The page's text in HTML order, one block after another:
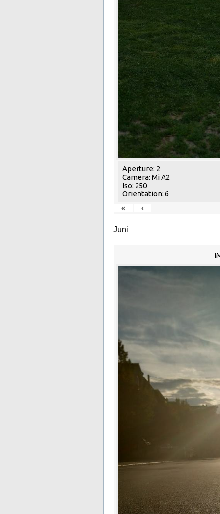
Aperture: 2
Camera: Mi A2
Iso: 250
Orientation: 6
«
‹
Juni